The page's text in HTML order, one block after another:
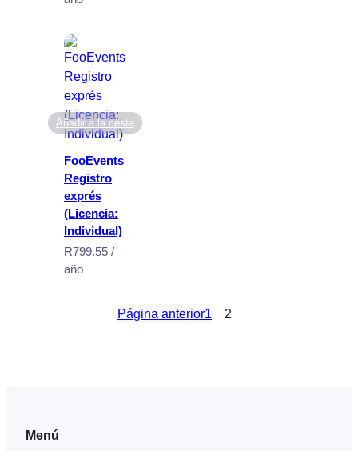
Añadir a la cesta
FooEvents
Registro
exprés
(Licencia:
Individual)
R799.55 /
año
Página anterior1 2
Menú